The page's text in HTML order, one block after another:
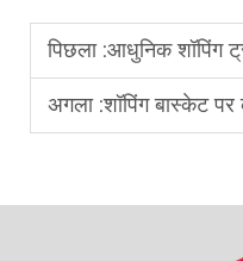
पिछला :आधुनिक शॉपिंग
अगला :शॉपिंग बास्केट पर